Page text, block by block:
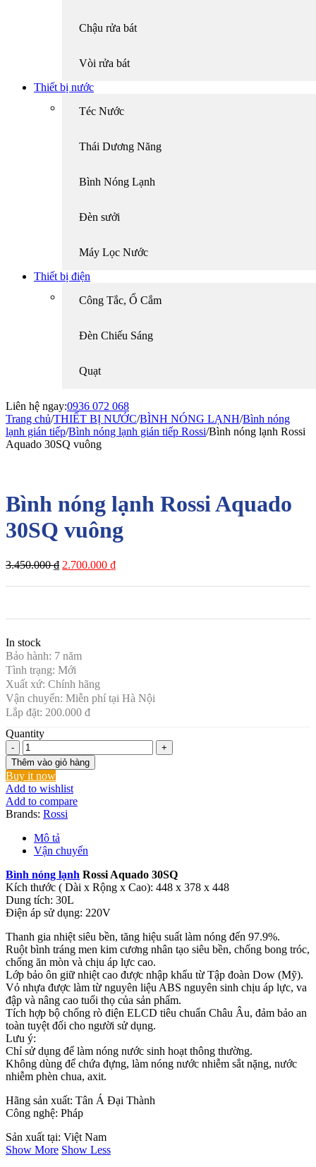
Chậu rửa bát
Vòi rửa bát
Thiết bị nước
Téc Nước
Thái Dương Năng
Bình Nóng Lạnh
Đèn sưởi
Máy Lọc Nước
Thiết bị điện
Công Tắc, Ổ Cắm
Đèn Chiếu Sáng
Quạt
Liên hệ ngay:0936 072 068
Trang chủ/THIẾT BỊ NƯỚC/BÌNH NÓNG LẠNH/Bình nóng
lạnh gián tiếp/Bình nóng lạnh gián tiếp Rossi/Bình nóng lạnh Rossi
Aquado 30SQ vuông
Bình nóng lạnh Rossi Aquado
30SQ vuông
3.450.000₫ Giá
2.700.000 ₫Giá
In stock
Bảo hành: 7 năm
Tình trạng: Mới
Xuất xứ: Chính hãng
Vận chuyển: Miễn phí tại Hà Nội
Lắp đặt: 200.000 đ
Quantity
Bình
nóng
lạnh
Rossi
Aquado
30SQ
vuông
số
lượng
Thêm vào giỏ hàng
Buy it now
Add to wishlist
Add to compare
Brands: Rossi
Mô tả
Vận chuyển
Bình nóng lạnh Rossi Aquado 30SQ
Kích thước ( Dài x Rộng x Cao): 448 x 378 x 448
Dung tích: 30L
Điện áp sử dụng: 220V
Thanh gia nhiệt siêu bền, tăng hiệu suất làm nóng đến 97.9%.
Ruột bình tráng men kim cương nhân tạo siêu bền, chống bong tróc,
chống ăn mòn và chịu áp lực cao.
Lớp bảo ôn giữ nhiệt cao được nhập khẩu từ Tập đoàn Dow (Mỹ).
Vỏ nhựa được làm từ nguyên liệu ABS nguyên sinh chịu áp lực, va
đập và nâng cao tuổi thọ của sản phẩm.
Tích hợp bộ chống rò điện ELCD tiêu chuẩn Châu Âu, đảm bảo an
toàn tuyệt đối cho người sử dụng.
Lưu ý:
Chỉ sử dụng để làm nóng nước sinh hoạt thông thường.
Không dùng để chứa đựng, làm nóng nước nhiễm sắt nặng, nước
nhiễm phèn chua, axit.
Hãng sản xuất: Tân Á Đại Thành
Công nghệ: Pháp
Sản xuất tại: Việt Nam
Show More Show Less